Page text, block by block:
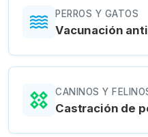
PERROS Y GATOS
Vacunación
CANINOS Y
Castración de